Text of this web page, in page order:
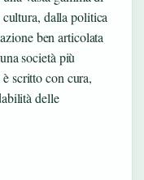
dalla politica
ben articolata
società più
scritto con cura,
delle